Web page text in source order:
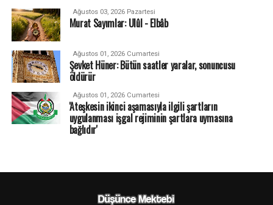
Ağustos 03, 2026 Pazartesi
Murat Sayımlar: Ulûl - Elbâb
Ağustos 01, 2026 Cumartesi
Şevket Hüner: Bütün saatler yaralar, sonuncusu
öldürür
Ağustos 01, 2026 Cumartesi
'Ateşkesin ikinci aşamasıyla ilgili şartların
uygulanması işgal rejiminin şartlara uymasına
bağlıdır'